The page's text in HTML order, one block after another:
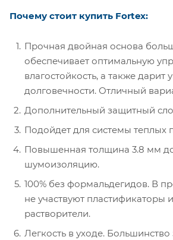
Почему стоит купить Fortex:
Прочная двойная основа
обеспечивает оптимальную
влагостойкость, а также дарит
долговечности. Отличный
Дополнительный защитный
Подойдет для системы теплых
Повышенная толщина 3.8 мм
шумоизоляцию.
100% без формальдегидов. В
не участвуют пластификаторы
растворители.
Легкость в уходе. Большинство